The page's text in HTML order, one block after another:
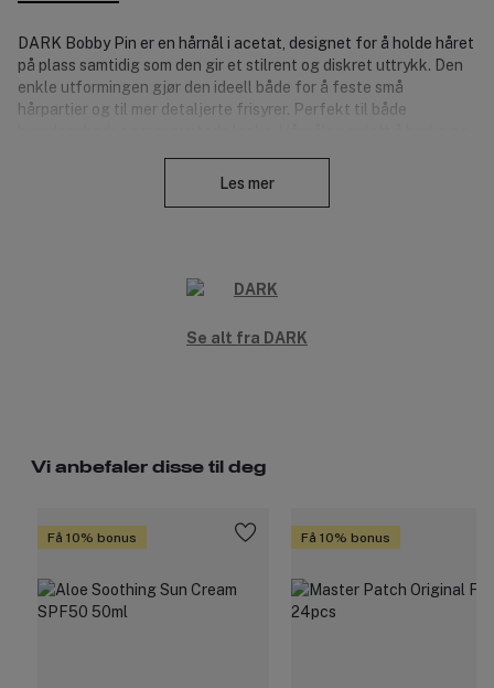
DARK Bobby Pin er en hårnål i acetat, designet for å holde håret
på plass samtidig som den gir et stilrent og diskret uttrykk. Den
enkle utformingen gjør den ideell både for å feste små
hårpartier og til mer detaljerte frisyrer. Perfekt til både
Les mer
Se alt fra DARK
Vi anbefaler disse til deg
Få 10% bonus Få 10% bonus